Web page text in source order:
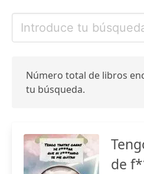
Número total de libros
tu búsqueda.
de